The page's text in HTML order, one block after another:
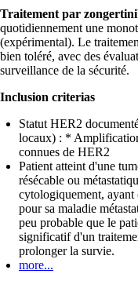
Traitement par
quotidiennement une
(expérimental). Le
bien toléré, avec des
surveillance de la sécurité.
Inclusion criterias
Statut HER2
locaux) : *
connues de HER2
Patient atteint d'une
résécable ou
cytologiquement, ayant
pour sa maladie
peu probable que le
significatif d'un
prolonger la survie.
more...